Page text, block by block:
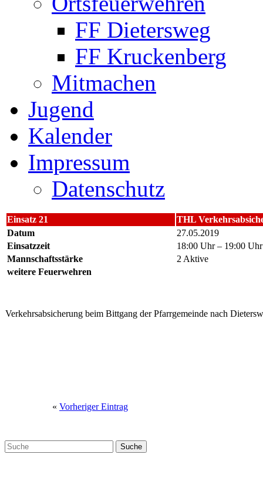
FF Dietersweg
FF Kruckenberg
Mitmachen
Jugend
Kalender
Impressum
Datenschutz
Einsatz 21
THL
Datum
27.05.2019
Einsatzzeit
18:00 Uhr – 19:00 Uhr
Mannschaftsstärke
2 Aktive
weitere Feuerwehren
Verkehrsabsicherung beim Bittgang der Pfarrgemeinde nach
« Vorheriger Eintrag